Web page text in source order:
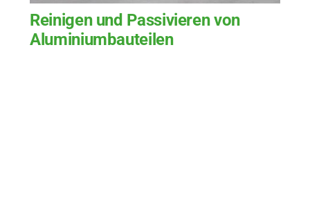
Reinigen und Passivieren von
Aluminiumbauteilen